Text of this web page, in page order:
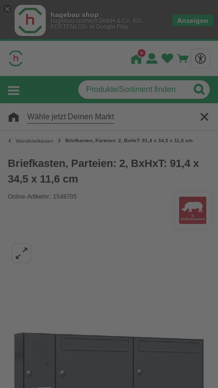
hagebau shop
hagebau connect GmbH & Co. KG
KOSTENLOS- In Google Play
Anzeigen
Wähle jetzt Deinen Markt
Wandbriefkästen Briefkasten, Parteien: 2, BxHxT: 91,4 x 34,5 x 11,6 cm
Briefkasten, Parteien: 2, BxHxT: 91,4 x
34,5 x 11,6 cm
Online-Artikelnr.: 1548705